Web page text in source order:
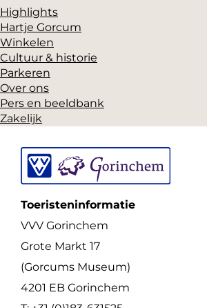
a
c
e
b
o
o
i
n
t
e
r
e
t
Highlights
Hartje Gorcum
Winkelen
Cultuur & historie
Parkeren
Over ons
Pers en beeldbank
Zakelijk
Toeristeninformatie
VVV Gorinchem
Grote Markt 17
(Gorcums Museum)
4201 EB Gorinchem